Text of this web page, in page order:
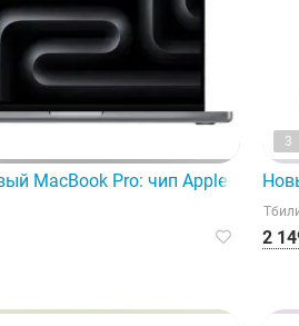
MacBook Pro: чип Apple M3 с
3
2